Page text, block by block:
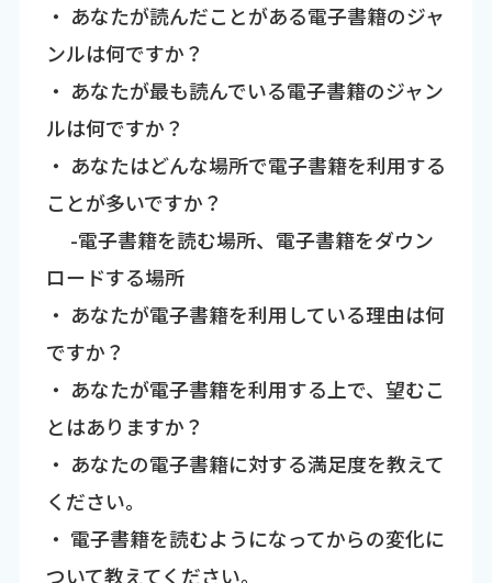
・ あなたが読んだことがある電子書籍のジャ
ンルは何ですか？
・ あなたが最も読んでいる電子書籍のジャン
ルは何ですか？
・ あなたはどんな場所で電子書籍を利用する
ことが多いですか？
-電子書籍を読む場所、電子書籍をダウン
ロードする場所
・ あなたが電子書籍を利用している理由は何
ですか？
・ あなたが電子書籍を利用する上で、望むこ
とはありますか？
・ あなたの電子書籍に対する満足度を教えて
ください。
・ 電子書籍を読むようになってからの変化に
ついて教えてください。